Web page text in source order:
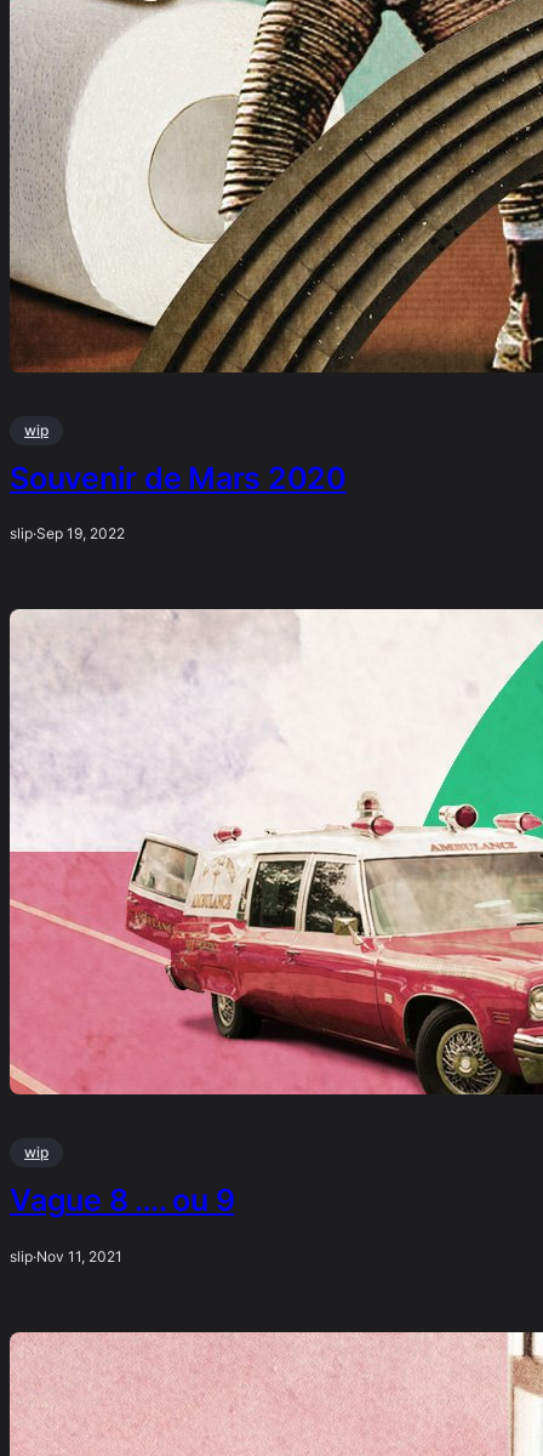
wip
Souvenir de Mars 2020
slip·Sep 19, 2022
wip
Vague 8 …. ou 9
slip·Nov 11, 2021